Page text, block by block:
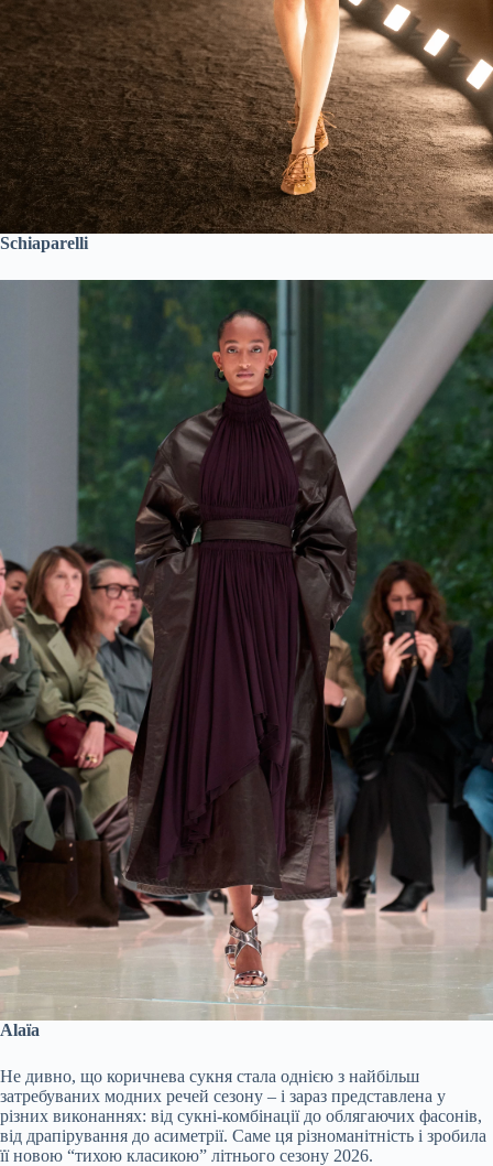
Schiaparelli
Alaїа
Не дивно, що коричнева сукня стала однією з найбільш
затребуваних модних речей сезону – і зараз представлена у
різних виконаннях: від сукні-комбінації до облягаючих фасонів,
від драпірування до асиметрії. Саме ця різноманітність і зробила
її новою “тихою класикою” літнього сезону 2026.